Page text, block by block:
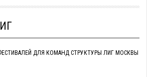
ДЛЯ КОМАНД СТРУКТУРЫ ЛИГ МОСКВЫ